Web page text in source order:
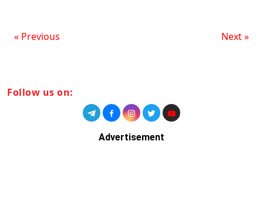
« Previous Next »
Follow us on:
Advertisement